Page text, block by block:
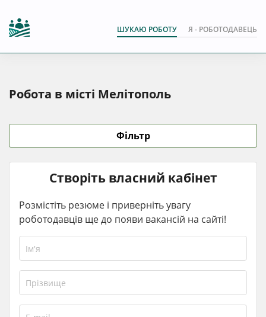
ШУКАЮ РОБОТУ Я - РОБОТОДАВЕЦЬ
Робота в місті Мелітополь
Фільтр
Створіть власний кабінет
Розмістіть резюме і приверніть увагу
роботодавців ще до появи вакансій на сайті!